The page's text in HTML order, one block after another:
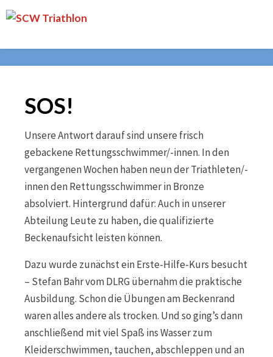
Skip
SOS!
Unsere Antwort darauf sind unsere frisch
gebackene Rettungsschwimmer/-innen. In den
vergangenen Wochen haben neun der Triathleten/-
innen den Rettungsschwimmer in Bronze
absolviert. Hintergrund dafür: Auch in unserer
Abteilung Leute zu haben, die qualifizierte
Beckenaufsicht leisten können.
Dazu wurde zunächst ein Erste-Hilfe-Kurs besucht
– Stefan Bahr vom DLRG übernahm die praktische
Ausbildung. Schon die Übungen am Beckenrand
waren alles andere als trocken. Und so ging’s dann
anschließend mit viel Spaß ins Wasser zum
Kleiderschwimmen, tauchen, abschleppen und an